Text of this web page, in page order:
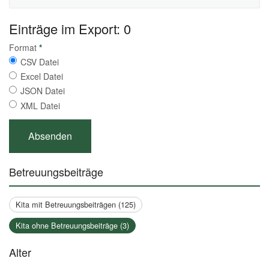
Einträge im Export: 0
Format *
CSV Datei
Excel Datei
JSON Datei
XML Datei
Betreuungsbeiträge
Kita mit Betreuungsbeiträgen (125)
Kita ohne Betreuungsbeiträge (3)
Alter